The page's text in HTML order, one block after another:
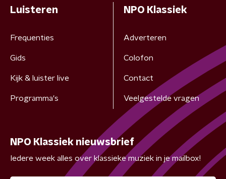
Luisteren
Frequenties
Gids
Kijk & luister live
Programma's
NPO Klassiek
Adverteren
Colofon
Contact
Veelgestelde vragen
NPO Klassiek nieuwsbrief
Iedere week alles over klassieke muziek in je mailbox!